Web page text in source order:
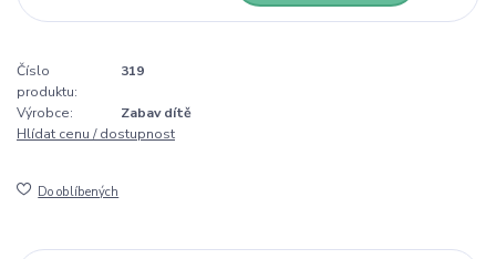
Číslo
produktu:
319
Výrobce:
Zabav dítě
Hlídat cenu / dostupnost
Do oblíbených